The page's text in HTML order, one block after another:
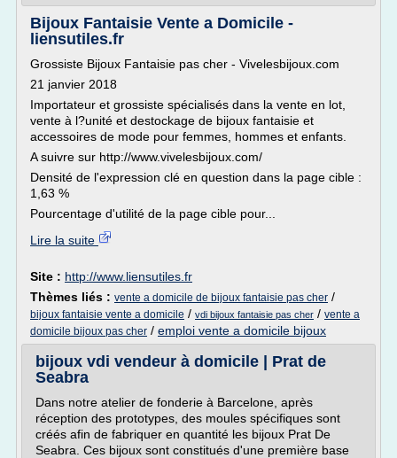
Bijoux Fantaisie Vente a Domicile -
liensutiles.fr
Grossiste Bijoux Fantaisie pas cher - Vivelesbijoux.com
21 janvier 2018
Importateur et grossiste spécialisés dans la vente en lot,
vente à l?unité et destockage de bijoux fantaisie et
accessoires de mode pour femmes, hommes et enfants.
A suivre sur http://www.vivelesbijoux.com/
Densité de l'expression clé en question dans la page cible :
1,63 %
Pourcentage d'utilité de la page cible pour...
Lire la suite
Site : http://www.liensutiles.fr
Thèmes liés : vente a domicile de bijoux fantaisie pas cher /
bijoux fantaisie vente a domicile / vdi bijoux fantaisie pas cher / vente a
domicile bijoux pas cher / emploi vente a domicile bijoux
bijoux vdi vendeur à domicile | Prat de
Seabra
Dans notre atelier de fonderie à Barcelone, après
réception des prototypes, des moules spécifiques sont
créés afin de fabriquer en quantité les bijoux Prat De
Seabra. Ces bijoux sont constitués d'une première base